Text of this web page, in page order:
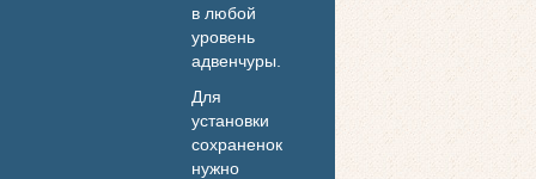
в любой
уровень
адвенчуры.
Для
установки
сохраненок
нужно